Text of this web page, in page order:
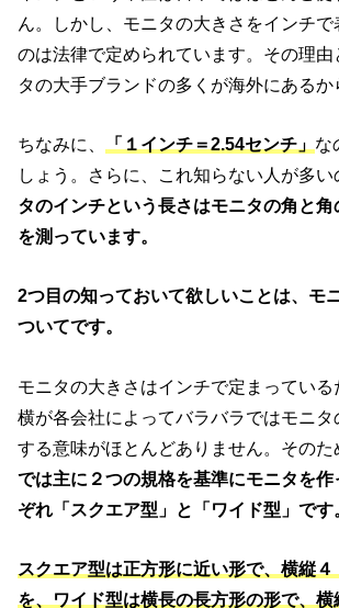
ん。しかし、モニタの大きさをインチで
のは法律で定められています。その理由
タの大手ブランドの多くが海外にあるか
ちなみに、 「１インチ＝2.54センチ」 な
しょう。さらに、これ知らない人が多い
タのインチという長さはモニタの角と角
を測っています。
2つ目の知っておいて欲しいことは、モ
ついてです。
モニタの大きさはインチで定まっている
横が各会社によってバラバラではモニ
する意味がほとんどありません。そのた
では主に２つの規格を基準にモニタを
ぞれ「スクエア型」と「ワイド型」です
スクエア型は正方形に近い形で、横縦
を、ワイド型は横長の長方形の形で、